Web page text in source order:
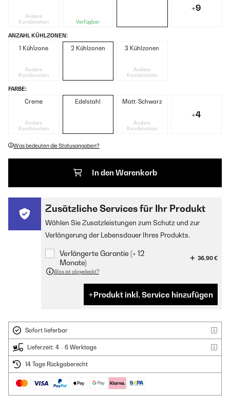
Andere
Kombination
Verfügbar
+9
ANZAHL KÜHLZONEN:
1 Kühlzone
Andere
Kombination
2 Kühlzonen 3 Kühlzonen
Andere
Kombination
FARBE:
Creme
Andere
Kombination
Edelstahl Matt-Schwarz
Andere
Kombination
+4
Was bedeuten die Statusangaben?
In den Warenkorb
Zusätzliche Services für Ihr Produkt
Wählen Sie Zusatzleistungen zum Schutz und zur
Verlängerung der Lebensdauer Ihres Produkts.
Verlängerte Garantie (+ 12
Monate)
36,90 €
Was ist abgedeckt?
Produkt inkl. Service hinzufügen
Sofort lieferbar
Lieferzeit: 4 - 6 Werktage
14 Tage Rückgaberecht